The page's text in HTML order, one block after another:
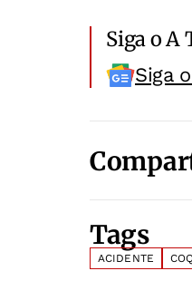
Siga o A
Siga
Tags
ACIDENTE